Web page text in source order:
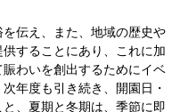
伝え、また、地域の歴史や
することにあり、これに加
わいを創出するためにイベ
年度も引き続き、開園日・
、夏期と冬期は、季節に即